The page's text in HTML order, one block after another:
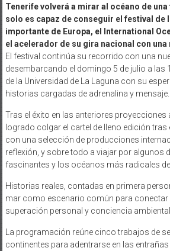
Tenerife volverá a mirar al océano de
solo es capaz de conseguir el festival de
importante de Europa, el International
el acelerador de su gira nacional con una
El festival continúa su recorrido con una
desembarcando el domingo 5 de julio a las
de la Universidad de La Laguna con su
historias cargadas de adrenalina y mensaje.
Tras el éxito en las anteriores proyecciones
logrado colgar el cartel de lleno edición tras
con una selección de producciones
reflexión, y sobre todo a viajar por algunos
fascinantes y los océanos más radicales
Historias reales, contadas en primera
mar como escenario común para conectar
superación personal y conciencia ambiental.
La programación reúne cinco trabajos de
continentes para adentrarse en las